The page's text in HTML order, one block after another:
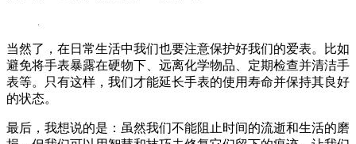
当然了，在日常生活中我们也要注意保护好我们的爱表。比如
避免将手表暴露在硬物下、远离化学物品、定期检查并清洁手
表等。只有这样，我们才能延长手表的使用寿命并保持其良好
的状态。
最后，我想说的是：虽然我们不能阻止时间的流逝和生活的磨